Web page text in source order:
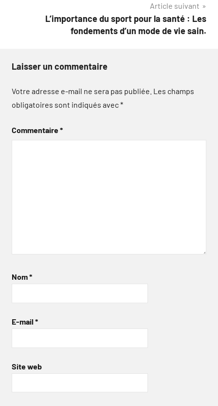
Article suivant
L’importance du sport pour la santé : Les
fondements d’un mode de vie sain.
Laisser un commentaire
Votre adresse e-mail ne sera pas publiée. Les champs
obligatoires sont indiqués avec*
Commentaire*
Nom*
E-mail *
Site web